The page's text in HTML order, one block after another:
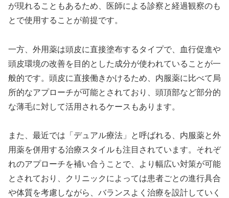
が現れることもあるため、医師による診察と経過観察のも
とで使用することが前提です。
一方、外用薬は頭皮に直接塗布するタイプで、血行促進や
頭皮環境の改善を目的とした成分が使われていることが一
般的です。頭皮に直接働きかけるため、内服薬に比べて局
所的なアプローチが可能とされており、頭頂部など部分的
な薄毛に対して活用されるケースもあります。
また、最近では「デュアル療法」と呼ばれる、内服薬と外
用薬を併用する治療スタイルも注目されています。それぞ
れのアプローチを補い合うことで、より幅広い対策が可能
とされており、クリニックによっては患者ごとの進行具合
や体質を考慮しながら、バランスよく治療を設計していく